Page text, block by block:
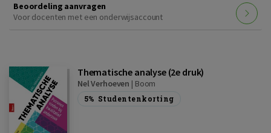
Beoordeling aanvragen
Voor docenten met een onderwijsaccount
Thematische analyse (2e druk)
Nel Verhoeven | Boom
5% Studentenkorting